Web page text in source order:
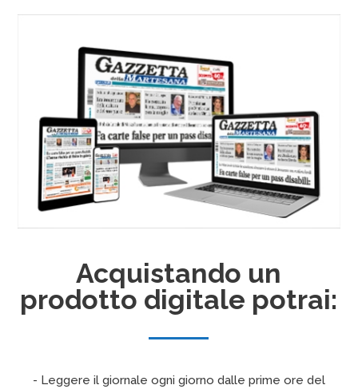
Acquistando un
prodotto digitale potrai:
- Leggere il giornale ogni giorno dalle prime ore del